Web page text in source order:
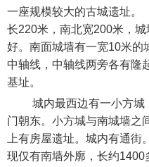
一座规模较大的古城遗址
长220米，南北宽200米，
好。南面城墙有一宽10米的
中轴线，中轴线两旁各有隆
基址。
城内最西边有一小方城
门朝东。小方城与南城墙之
上有房屋遗址。城内有通街
现仅有南墙外廓，长约